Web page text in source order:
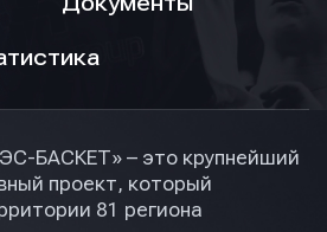
БАСКЕТ» – это крупнейший
проект, который
81 региона